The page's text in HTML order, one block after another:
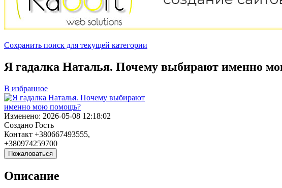
Сохранить поиск для текущей категории
Я гадалка Наталья. Почему выбирают именно
В избранное
Изменено: 2026-05-08 12:18:02
Создано Гость
Контакт +380667493555,
+380974259700
Пожаловаться
Описание